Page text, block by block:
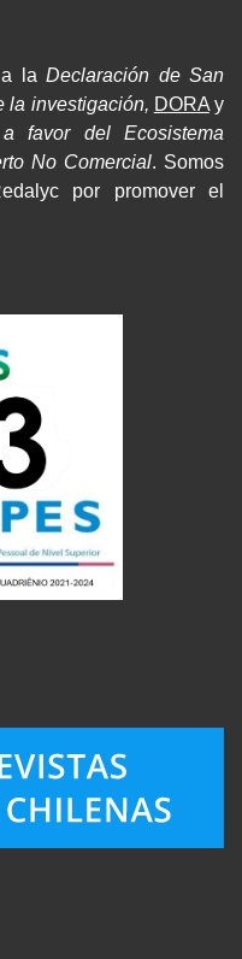
a laDeclaración de San
la investigación, DORAy
a favor del Ecosistema
No Comercial. Somos
por promover el